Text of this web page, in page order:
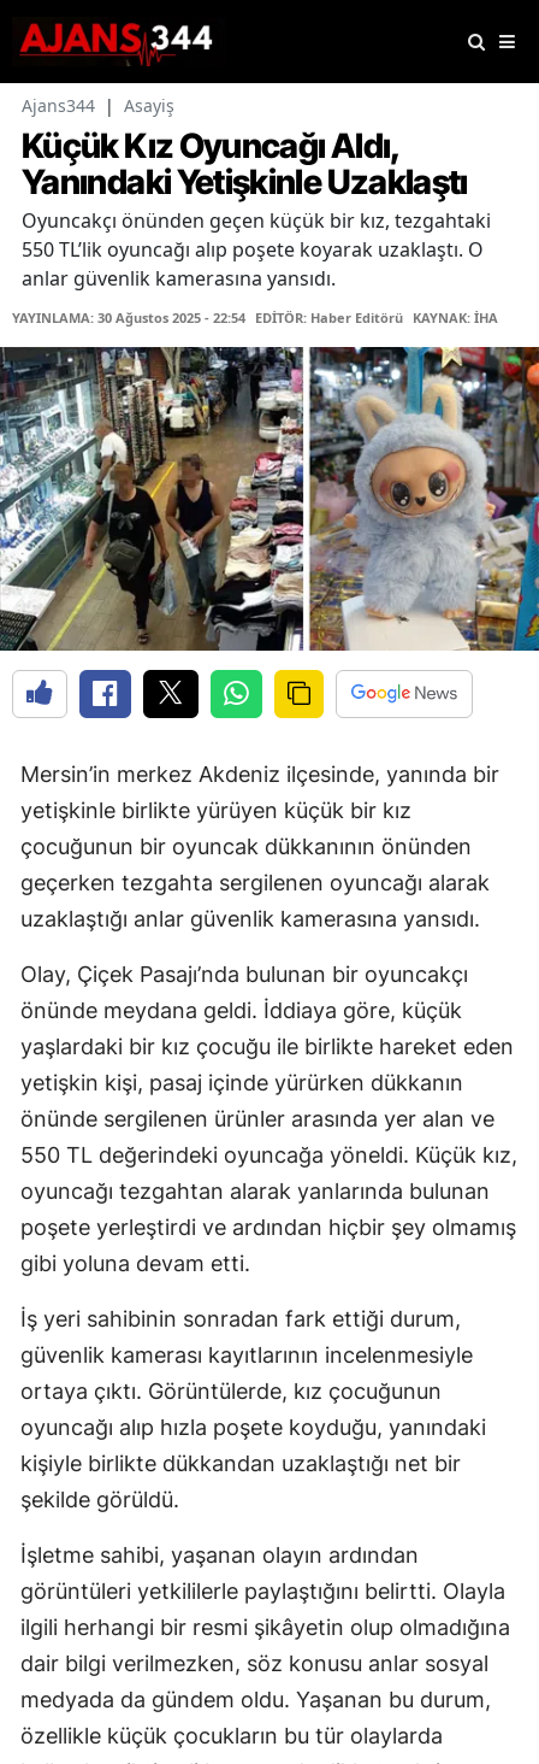
Ajans344 | Asayiş
Küçük Kız Oyuncağı Aldı,
Yanındaki Yetişkinle Uzaklaştı
Oyuncakçı önünden geçen küçük bir kız, tezgahtaki
550 TL’lik oyuncağı alıp poşete koyarak uzaklaştı. O
anlar güvenlik kamerasına yansıdı.
YAYINLAMA: 30 Ağustos 2025 - 22:54 EDİTÖR: Haber Editörü KAYNAK: İHA
Mersin’in merkez Akdeniz ilçesinde, yanında bir
yetişkinle birlikte yürüyen küçük bir kız
çocuğunun bir oyuncak dükkanının önünden
geçerken tezgahta sergilenen oyuncağı alarak
uzaklaştığı anlar güvenlik kamerasına yansıdı.
Olay, Çiçek Pasajı’nda bulunan bir oyuncakçı
önünde meydana geldi. İddiaya göre, küçük
yaşlardaki bir kız çocuğu ile birlikte hareket eden
yetişkin kişi, pasaj içinde yürürken dükkanın
önünde sergilenen ürünler arasında yer alan ve
550 TL değerindeki oyuncağa yöneldi. Küçük kız,
oyuncağı tezgahtan alarak yanlarında bulunan
poşete yerleştirdi ve ardından hiçbir şey olmamış
gibi yoluna devam etti.
İş yeri sahibinin sonradan fark ettiği durum,
güvenlik kamerası kayıtlarının incelenmesiyle
ortaya çıktı. Görüntülerde, kız çocuğunun
oyuncağı alıp hızla poşete koyduğu, yanındaki
kişiyle birlikte dükkandan uzaklaştığı net bir
şekilde görüldü.
İşletme sahibi, yaşanan olayın ardından
görüntüleri yetkililerle paylaştığını belirtti. Olayla
ilgili herhangi bir resmi şikâyetin olup olmadığına
dair bilgi verilmezken, söz konusu anlar sosyal
medyada da gündem oldu. Yaşanan bu durum,
özellikle küçük çocukların bu tür olaylarda